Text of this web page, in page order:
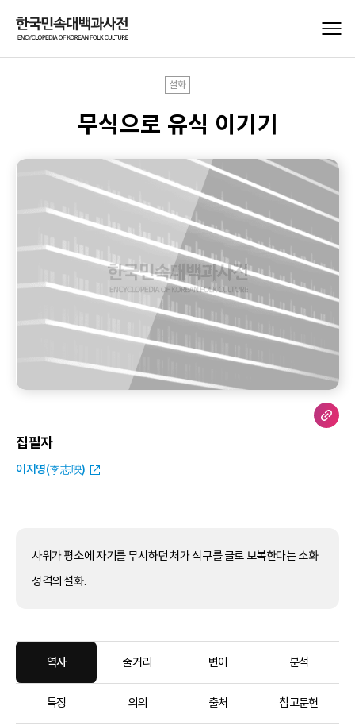
설화
무식으로 유식 이기기
집필자
이지영(李志映)
사위가 평소에 자기를 무시하던 처가 식구를 글로 보복한다는 소화
성격의 설화.
역사 줄거리 변이 분석
특징 의의 출처 참고문헌